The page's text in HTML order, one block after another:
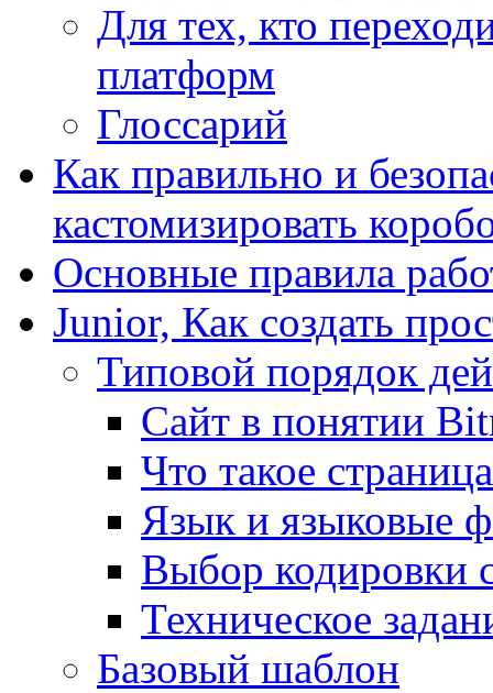
Для тех, кто
платформ
Глоссарий
Как правильно и
кастомизировать
Основные правила
Junior, Как создать
Типовой порядок
Сайт в понятии
Что такое страница
Язык и языковые
Выбор кодировки
Техническое
Базовый шаблон